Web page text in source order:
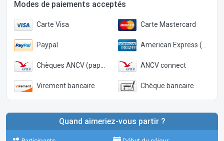
Modes de paiements acceptés
Carte Visa Carte Mastercard
Paypal American Express (Paypal)
Chèques ANCV (papier) ANCV connect
Virement bancaire Chèque bancaire
Quand aimeriez-vous partir ?